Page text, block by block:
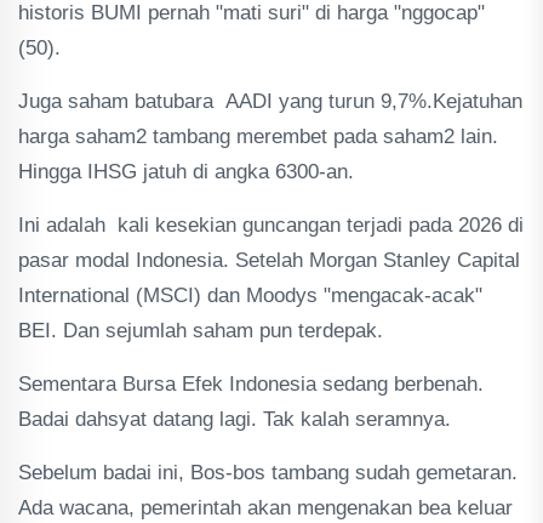
historis BUMI pernah "mati suri" di harga "nggocap"
(50).
Juga saham batubara AADI yang turun 9,7%.Kejatuhan
harga saham2 tambang merembet pada saham2 lain.
Hingga IHSG jatuh di angka 6300-an.
Ini adalah kali kesekian guncangan terjadi pada 2026 di
pasar modal Indonesia. Setelah Morgan Stanley Capital
International (MSCI) dan Moodys "mengacak-acak"
BEI. Dan sejumlah saham pun terdepak.
Sementara Bursa Efek Indonesia sedang berbenah.
Badai dahsyat datang lagi. Tak kalah seramnya.
Sebelum badai ini, Bos-bos tambang sudah gemetaran.
Ada wacana, pemerintah akan mengenakan bea keluar